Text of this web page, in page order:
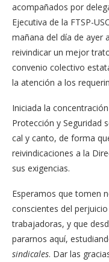
acompañados por
Ejecutiva de la FTSP-
mañana del día de ayer
reivindicar un mejor
convenio colectivo
la atención a los
Iniciada la
Protección y Seguridad
cal y canto, de forma
reivindicaciones a la
sus exigencias.
Esperamos que tomen
conscientes del
trabajadoras, y que
pararnos aquí,
sindicales. Dar las